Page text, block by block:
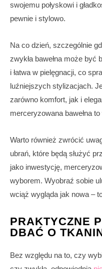
swojemu połyskowi i
pewnie i stylowo.
Na co dzień, szczególnie
zwykła bawełna może
i łatwa w pielęgnacji, co
luźniejszych stylizacjach.
zarówno komfort, jak i
merceryzowana bawełna
Warto również zwrócić
ubrań, które będą służyć
jako inwestycję,
wyborem. Wyobraź sobie
wciąż wygląda jak nowa –
PRAKTYCZNE
DBAĆ O
Bez względu na to, czy